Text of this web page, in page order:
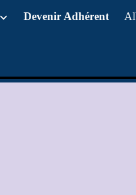
Skip to
Devenir Adhérent